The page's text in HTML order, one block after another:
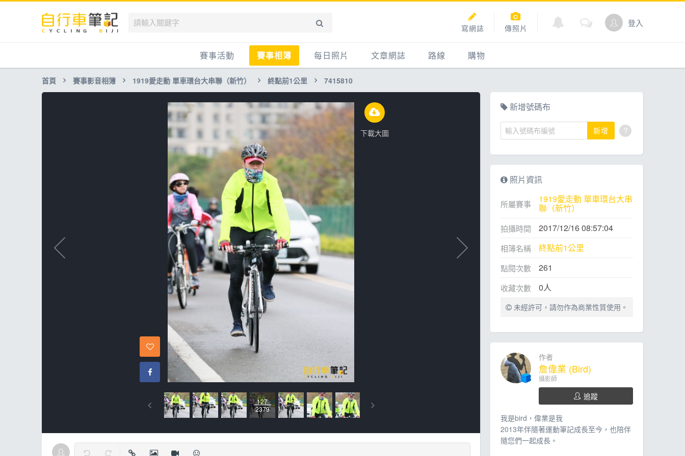
寫網誌 傳照片 登入
賽事活動
國內
國外
兒童滑步車
跟著筆記騎車去
賽事相簿
賽事影音相簿
自行車好影片
每日照片 文章網誌
知識
新聞
產品
路線 購物
點數商城
首頁 賽事影音相簿 1919愛走動 單車環台大串聯（新竹） 終點前1公里 7415810
下載大圖
127
2379
新增號碼布
新增 ?
照片資訊
所屬賽事 1919愛走動 單車環台大串
聯（新竹）
拍攝時間 2017/12/16 08:57:04
相簿名稱 終點前1公里
點閱次數 261
收藏次數 0人
未經許可，請勿作為商業性質使用。
作者
詹偉業 (Bird)
攝影師
追蹤
我是bird，偉業是我
2013年伴隨著運動筆記成長至今，也陪伴
隨您們一起成長。